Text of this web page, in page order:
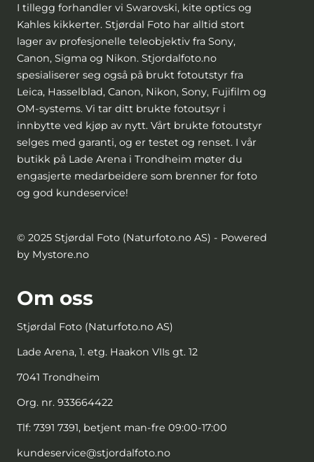
I tillegg forhandler vi Swarovski, kite optics og
Kahles kikkerter. Stjørdal Foto har alltid stort
lager av profesjonelle teleobjektiv fra Sony,
Canon, Sigma og Nikon. Stjordalfoto.no
spesialiserer seg også på brukt fotoutstyr fra
Leica, Hasselblad, Canon, Nikon, Sony, Fujifilm og
OM-systems. Vi tar ditt brukte fotoutsyr i
innbytte ved kjøp av nytt. Vårt brukte fotoutstyr
selges med garanti, og er testet og renset. I vår
butikk på Lade Arena i Trondheim møter du
engasjerte medarbeidere som brenner for foto
og god kundeservice!
© 2025 Stjørdal Foto (Naturfoto.no AS) - Powered
by Mystore.no
Om oss
Stjørdal Foto (Naturfoto.no AS)
Lade Arena, 1. etg. Haakon VIIs gt. 12
7041 Trondheim
Org. nr. 933664422
Tlf: 7391 7391, betjent man-fre 09:00-17:00
kundeservice@stjordalfoto.no